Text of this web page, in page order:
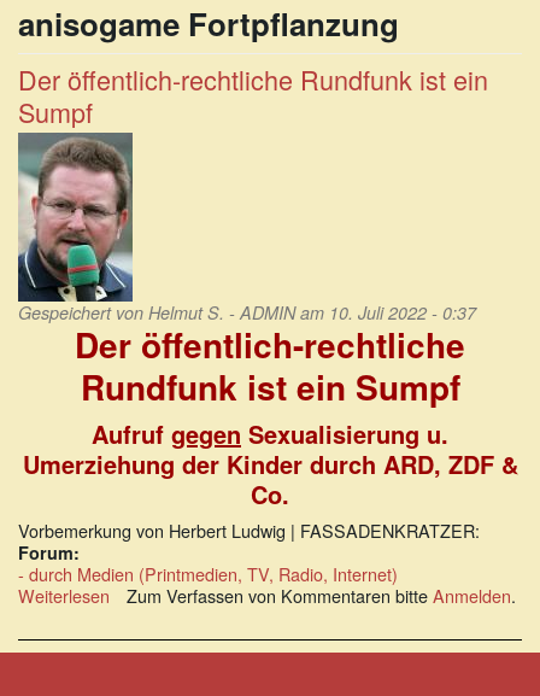
anisogame Fortpflanzung
Der öffentlich-rechtliche Rundfunk ist ein
Sumpf
Gespeichert von Helmut S. - ADMINam 10. Juli 2022 - 0:37
Der öffentlich-rechtliche
Rundfunk ist ein Sumpf
Aufruf gegen Sexualisierung u.
Umerziehung der Kinder durch ARD, ZDF &
Co.
Vorbemerkung von Herbert Ludwig | FASSADENKRATZER:
Forum:
- durch Medien (Printmedien, TV, Radio, Internet)
Weiterlesen über
öffentlich-
rechtliche
Zum Verfassen von Kommentaren bitteAnmelden.